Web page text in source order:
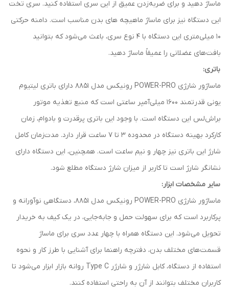
ماساژ دهید و برای ضربه‌زدن عمیق از این سری استفاده کنید. سری تخت
این دستگاه نیز برای ماساژ ماهیچه های بدن مناسب است. دامنه حرکتی
10 میلی‌متری این دستگاه با 4 نوع سری، باعث می‌شود که بتوانید
بافت‌های عضلانی را عمیقاً ماساژ دهید.
باتری:
ماساژور شارژی POWER-PRO رونیکس مدل 8851 دارای باتری لیتیوم
یونی قدرتمند 1600 میلی‌آمپر ساعتی است که منبع تغذیه موتور
براش‌لس این دستگاه است. با وجود این باتری پرقدرت و بادوام، زمان
کارکرد بهینه دستگاه در محدوده 3 تا 7 ساعت قرار دارد. مدت‌زمان کامل
شارژ این باتری نیز چهار و نیم ساعت است. همچنین، این دستگاه دارای
نشانگر شارژ است تا کاربر از میزان شارژ دستگاه مطلع شود.
سایر مشخصات ابزار:
ماساژور شارژی POWER-PRO رونیکس مدل 8851، دستگاهی نوآورانه و
پرکاربرد است که برای سهولت حمل و جابه‌جایی، در یک کیف به خریدار
تحویل می‌شود. این دستگاه همراه با چهار عدد سری برای ماساژ
قسمت‌های مختلف بدن، دفترچه راهنما برای آشنایی با طرز کار و نحوه
استفاده از دستگاه، کابل شارژر و شارژر Type C روانه بازار ابزار می‌شود تا
کاربران مختلف بتوانند از آن به راحتی استفاده کنند.